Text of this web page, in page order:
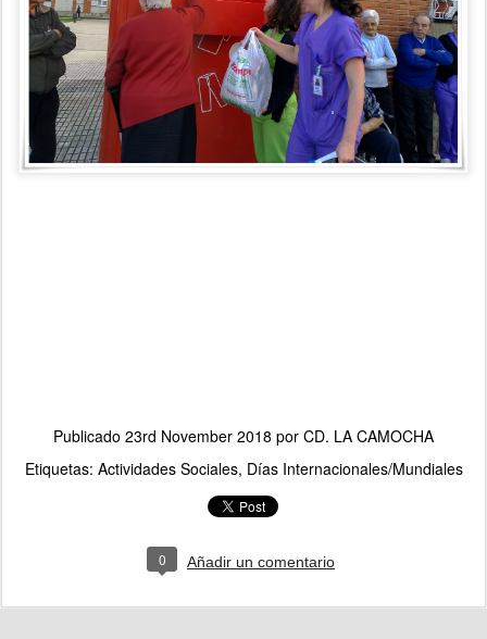
Publicado 23rd November 2018 por CD. LA CAMOCHA
Etiquetas: Actividades Sociales Días Internacionales/Mundiales
0 Añadir un comentario